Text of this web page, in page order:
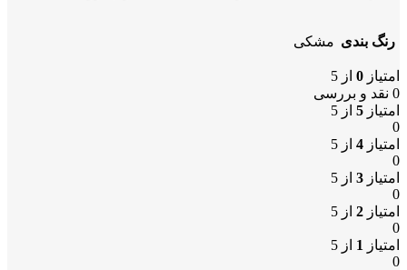
رنگ بندی مشکی
امتیاز 0 از 5
0 نقد و بررسی
امتیاز 5 از 5
0
امتیاز 4 از 5
0
امتیاز 3 از 5
0
امتیاز 2 از 5
0
امتیاز 1 از 5
0